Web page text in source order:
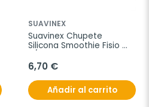
SUAVINEX
Suavinex Chupete
Silicona Smoothie Fisio
6,70 €
Añadir al carrito